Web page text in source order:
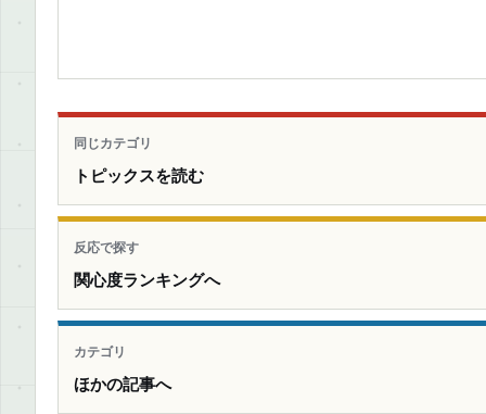
同じカテゴリ
トピックスを読む
反応で探す
関心度ランキングへ
カテゴリ
ほかの記事へ